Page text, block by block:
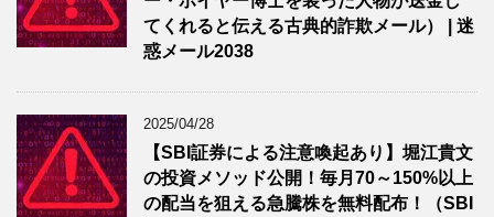
てくれると伝える古典的詐欺メール） | 迷
惑メール2038
2025/04/28
【SBI証券による注意喚起あり】堀江貴文
の投資メソッド公開！毎月70～150%以上
の配当を狙える急騰株を無料配布！（SBI